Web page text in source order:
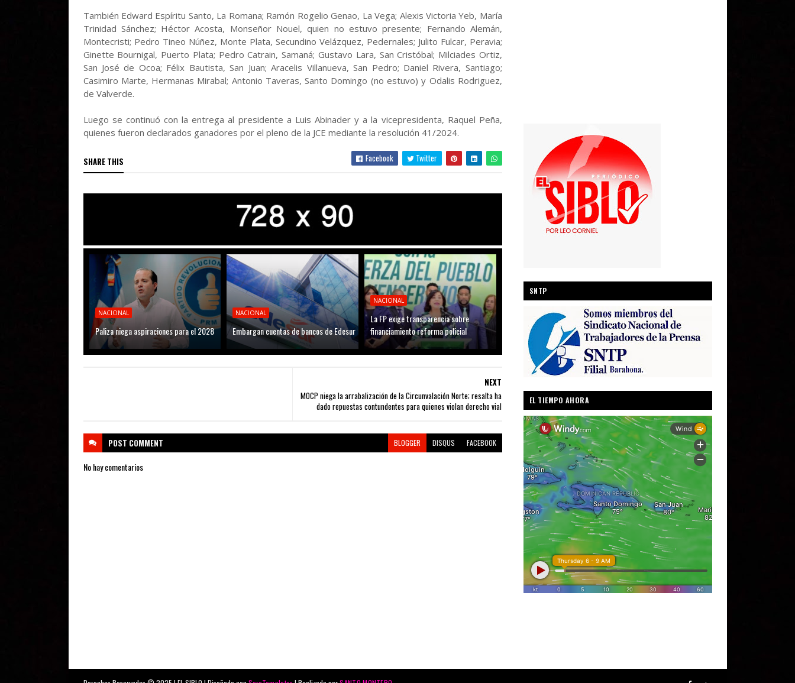
También Edward Espíritu Santo, La Romana; Ramón Rogelio Genao, La Vega; Alexis Victoria Yeb, María
Trinidad Sánchez; Héctor Acosta, Monseñor Nouel, quien no estuvo presente; Fernando Alemán,
Montecristi; Pedro Tineo Núñez, Monte Plata, Secundino Velázquez, Pedernales; Julito Fulcar, Peravia;
Ginette Bournigal, Puerto Plata; Pedro Catrain, Samaná; Gustavo Lara, San Cristóbal; Milciades Ortiz,
San José de Ocoa; Félix Bautista, San Juan; Aracelis Villanueva, San Pedro; Daniel Rivera, Santiago;
Casimiro Marte, Hermanas Mirabal; Antonio Taveras, Santo Domingo (no estuvo) y Odalis Rodriguez,
de Valverde.
Luego se continuó con la entrega al presidente a Luis Abinader y a la vicepresidenta, Raquel Peña,
quienes fueron declarados ganadores por el pleno de la JCE mediante la resolución 41/2024.
SHARE THIS Facebook Twitter
NACIONAL
Paliza niega aspiraciones para el 2028
NACIONAL
Embargan cuentas de bancos de Edesur
NACIONAL
La FP exige transparencia sobre
financiamiento reforma policial
NEXT
MOCP niega la arrabalización de la Circunvalación Norte; resalta ha
dado repuestas contundentes para quienes violan derecho vial
POST COMMENT BLOGGER DISQUS FACEBOOK
No hay comentarios
SNTP
EL TIEMPO AHORA